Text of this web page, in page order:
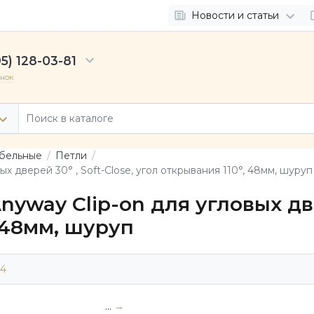
Новости и статьи
128-03-81
Петли
дверей 30° , Soft-Close, угол открывания 110°, 48мм, шуруп
Clip-on для угловых
48мм, шуруп
... →